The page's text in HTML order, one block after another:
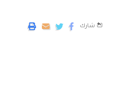
شارك